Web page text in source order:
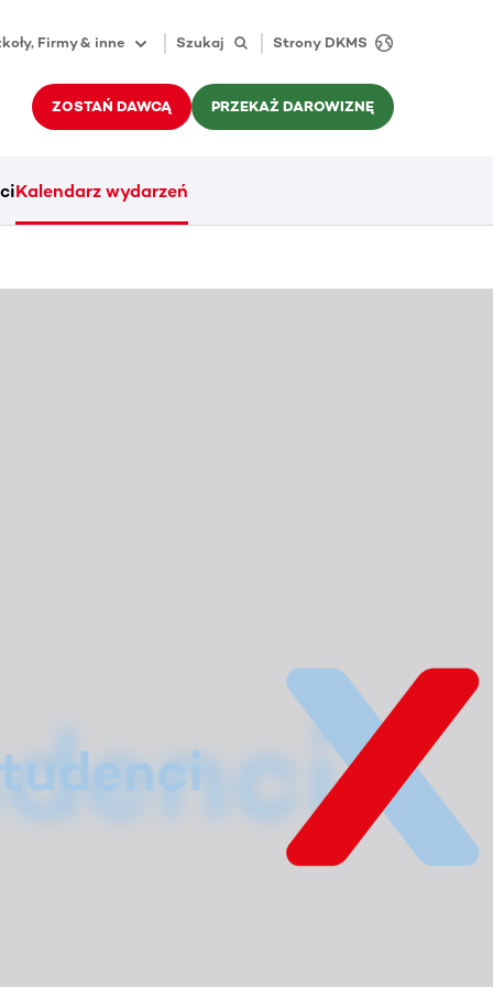
Firmy & inne Szukaj Strony DKMS
ZOSTAŃ DAWCĄ PRZEKAŻ DAROWIZNĘ
Kalendarz wydarzeń